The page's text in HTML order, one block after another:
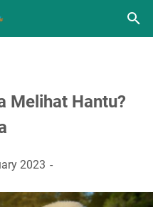
Melihat Hantu?
2023